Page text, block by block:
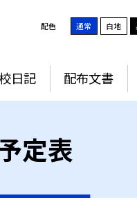
配色 通常 白地
日記 配布文書
定表